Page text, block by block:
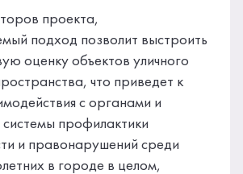
проекта,
подход позволит выстроить
оценку объектов уличного
что приведет к
с органами и
профилактики
и правонарушений среди
в городе в целом,